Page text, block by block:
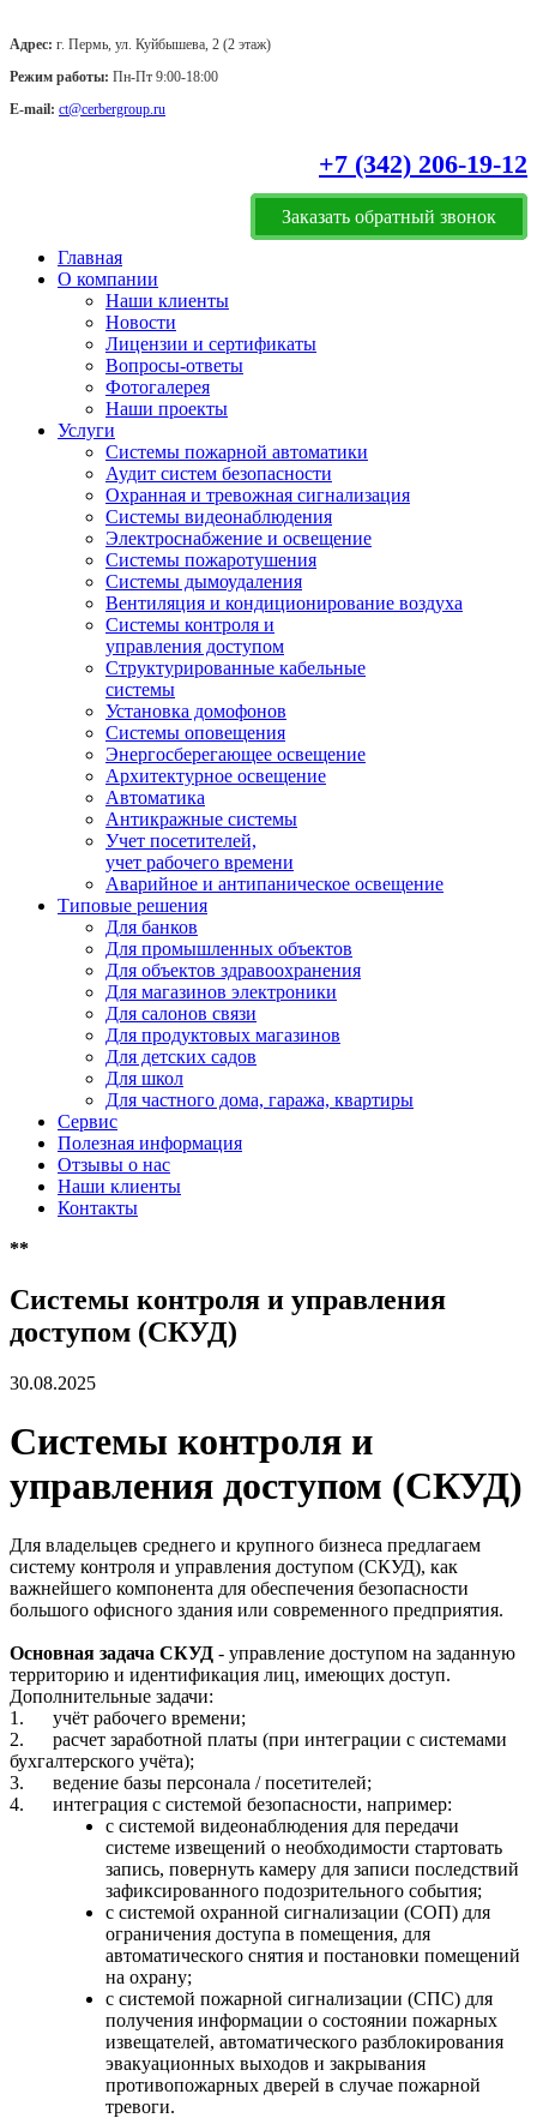
Адрес: г. Пермь, ул. Куйбышева, 2 (2 этаж)
Режим работы: Пн-Пт 9:00-18:00
E-mail: ct@cerbergroup.ru
+7 (342) 206-19-12
Заказать обратный звонок
Главная
О компании
Наши клиенты
Новости
Лицензии и сертификаты
Вопросы-ответы
Фотогалерея
Наши проекты
Услуги
Системы пожарной автоматики
Аудит систем безопасности
Охранная и тревожная сигнализация
Системы видеонаблюдения
Электроснабжение и освещение
Системы пожаротушения
Системы дымоудаления
Вентиляция и кондиционирование воздуха
Системы контроля и
управления доступом
Структурированные кабельные
системы
Установка домофонов
Системы оповещения
Энергосберегающее освещение
Архитектурное освещение
Автоматика
Антикражные системы
Учет посетителей,
учет рабочего времени
Аварийное и антипаническое освещение
Типовые решения
Для банков
Для промышленных объектов
Для объектов здравоохранения
Для магазинов электроники
Для салонов связи
Для продуктовых магазинов
Для детских садов
Для школ
Для частного дома, гаража, квартиры
Сервис
Полезная информация
Отзывы о нас
Наши клиенты
Контакты
**
Системы контроля и управления
доступом (СКУД)
30.08.2025
Системы контроля и
управления доступом (СКУД)
Для владельцев среднего и крупного бизнеса предлагаем
систему контроля и управления доступом (СКУД), как
важнейшего компонента для обеспечения безопасности
большого офисного здания или современного предприятия.
Основная задача СКУД - управление доступом на заданную
территорию и идентификация лиц, имеющих доступ.
Дополнительные задачи:
1.
учёт рабочего времени;
2.
расчет заработной платы (при интеграции с системами
бухгалтерского учёта);
3.
ведение базы персонала / посетителей;
4.
интеграция с системой безопасности, например:
с системой видеонаблюдения для передачи
системе извещений о необходимости стартовать
запись, повернуть камеру для записи последствий
зафиксированного подозрительного события;
с системой охранной сигнализации (СОП) для
ограничения доступа в помещения, для
автоматического снятия и постановки помещений
на охрану;
с системой пожарной сигнализации (СПС) для
получения информации о состоянии пожарных
извещателей, автоматического разблокирования
эвакуационных выходов и закрывания
противопожарных дверей в случае пожарной
тревоги.